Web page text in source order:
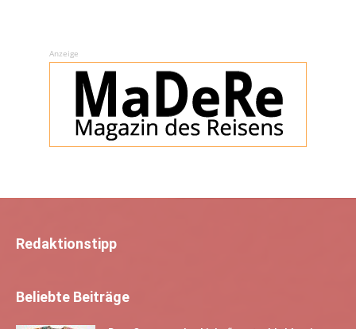
Anzeige
Redaktionstipp
Beliebte Beiträge